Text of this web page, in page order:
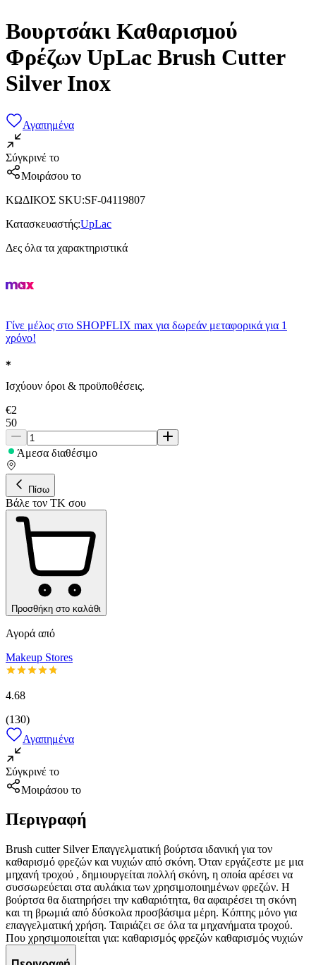
Βουρτσάκι Καθαρισμού
Φρέζων UpLac Brush Cutter
Silver Inox
Αγαπημένα
Σύγκρινέ το
Μοιράσου το
ΚΩΔΙΚΟΣ SKU:SF-04119807
Κατασκευαστής:UpLac
Δες όλα τα χαρακτηριστικά
Γίνε μέλος στο SHOPFLIX max για δωρεάν μεταφορικά για 1
χρόνο!
Ισχύουν όροι & προϋποθέσεις.
€2
50
Άμεσα διαθέσιμο
Πίσω
Βάλε τον ΤΚ σου
Προσθήκη στο καλάθι
Αγορά από
Makeup Stores
4.68
(130)
Αγαπημένα
Σύγκρινέ το
Μοιράσου το
Περιγραφή
Brush cutter Silver Επαγγελματική βούρτσα ιδανική για τον
καθαρισμό φρεζών και νυχιών από σκόνη. Όταν εργάζεστε με μια
μηχανή τροχού , δημιουργείται πολλή σκόνη, η οποία αρέσει να
συσσωρεύεται στα αυλάκια των χρησιμοποιημένων φρεζών. Η
βούρτσα θα διατηρήσει την καθαριότητα, θα αφαιρέσει τη σκόνη
και τη βρωμιά από δύσκολα προσβάσιμα μέρη. Κόπτης μόνο για
επαγγελματική χρήση. Ταιριάζει σε όλα τα μηχανήματα τροχού.
Που χρησιμοποιείται για: καθαρισμός φρεζών καθαρισμός νυχιών